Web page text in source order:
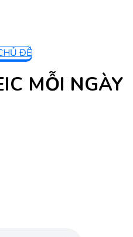
ĐỀ
MỖI NGÀY